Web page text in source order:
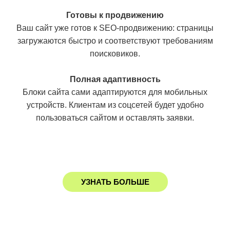
Готовы к продвижению
Ваш сайт уже готов к SEO-продвижению: страницы
загружаются быстро и соответствуют требованиям
поисковиков.
Полная адаптивность
Блоки сайта сами адаптируются для мобильных
устройств. Клиентам из соцсетей будет удобно
пользоваться сайтом и оставлять заявки.
УЗНАТЬ БОЛЬШЕ